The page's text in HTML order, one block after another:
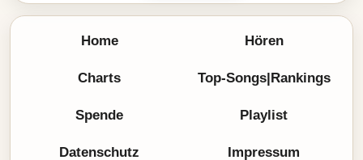
Home Hören
Charts Top-Songs|Rankings
Spende Playlist
Datenschutz Impressum